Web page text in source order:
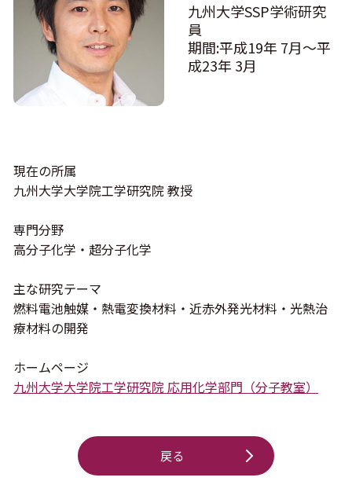
九州大学SSP学術研究
員
期間:平成19年 7月〜平
成23年 3月
現在の所属
九州大学大学院工学研究院 教授
専門分野
⾼分⼦化学・超分⼦化学
主な研究テーマ
燃料電池触媒・熱電変換材料・近⾚外発光材料・光熱治
療材料の開発
ホームページ
九州大学大学院工学研究院 応用化学部門（分子教室）
戻る